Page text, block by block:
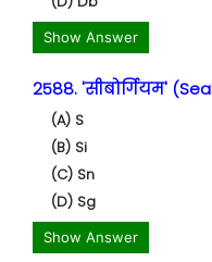
Show Answer
2588. 'सीबोर्गियम'
(A) S
(B) Si
(C) Sn
(D) Sg
Show Answer